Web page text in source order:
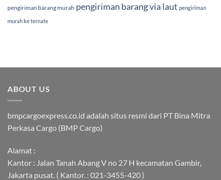
pengiriman barang murah pengiriman barang via laut pengiriman
murah ke ternate
ABOUT US
bmpcargoexpress.co.id adalah situs resmi dari PT Bina Mitra
Perkasa Cargo (BMP Cargo)
Alamat :
Kantor : Jalan Tanah Abang V no 27 H kecamatan Gambir,
Jakarta pusat. ( Kantor. : 021-3455-420 )